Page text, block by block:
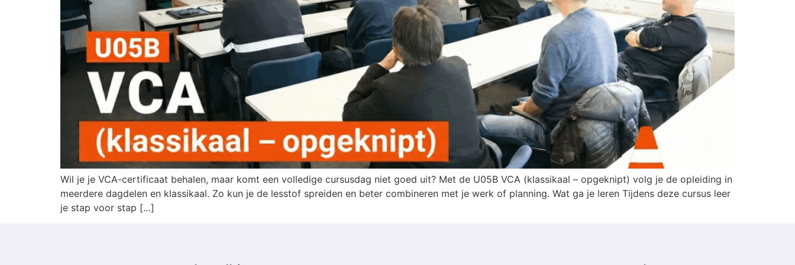
Wil je je VCA-certificaat behalen, maar komt een volledige cursusdag niet goed uit? Met de U05B VCA (klassikaal – opgeknipt) volg je de opleiding in
meerdere dagdelen en klassikaal. Zo kun je de lesstof spreiden en beter combineren met je werk of planning. Wat ga je leren Tijdens deze cursus leer
je stap voor stap […]